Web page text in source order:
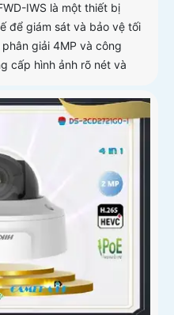
IWS là một thiết bị
để giám sát và bảo vệ tối
giải 4MP và công
cấp hình ảnh rõ nét và